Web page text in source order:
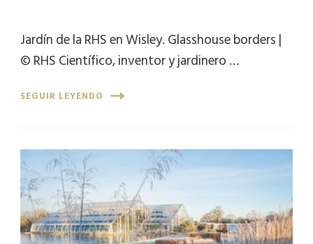
Jardín de la RHS en Wisley. Glasshouse borders |
© RHS Científico, inventor y jardinero …
SEGUIR LEYENDO